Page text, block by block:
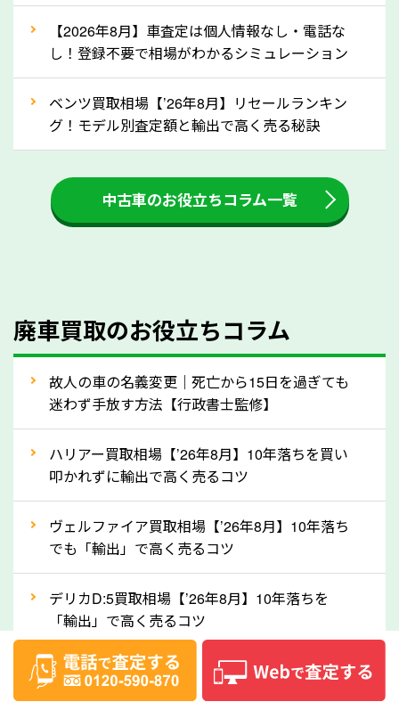
な車は早めに廃車手続きをしたほうが良いでしょう。
③自動車税の還付金の扱いについて確認し
ましょう！
車を廃車にすると、自動車税の還付金を受け取ること
ができる場合があります。廃車買取業者の中には、還
付金をお客様に返還しない業者もあります。廃車査定
をする際には、自動車税の還付金の返還があるかどう
かを確認するようにしてください。埼玉県のソコカラ
人気の車種は廃車の状態でも、高価買取が可能です。
産車は高く買取が可能です。「廃車＝買取できない」
なら廃車の車も適正価格で買取できます。他社で買取
拒否となった車も価格がつく可能性があるので、諦め
ずに埼玉県の「ソコカラ」にご相談ください。古い車
でも高価買取が可能なケースは珍しくないため、まず
はWebで簡単にできる無料査定をお試しください。
実績」で確認できます。
⑤車内の簡単な清掃で買取価格アップも！
しばらく乗っていない車は、車内のシートや座席の下
が汚れていることも多いです。シミや汚れが付着して
【2026年8月】車査定は個人情報なし・電話な
し！登録不要で相場がわかるシミュレーション
ベンツ買取相場【’26年8月】リセールランキン
グ！モデル別査定額と輸出で高く売る秘訣
中古車のお役立ちコラム一覧
廃車買取のお役立ちコラム
故人の車の名義変更｜死亡から15日を過ぎても
迷わず手放す方法【行政書士監修】
ハリアー買取相場【’26年8月】10年落ちを買い
叩かれずに輸出で高く売るコツ
ヴェルファイア買取相場【’26年8月】10年落ち
でも「輸出」で高く売るコツ
デリカD:5買取相場【’26年8月】10年落ちを
「輸出」で高く売るコツ
【2026年8月】車査定は個人情報なし・電話な
し！登録不要で相場がわかるシミュレーション